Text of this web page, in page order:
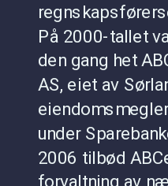
På 2000-tallet
den gang het
AS, eiet av
under
2006 tilbød